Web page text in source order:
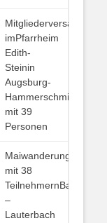
imPfarrheim
Edith-
Steinin
Augsburg-
Hammerschmiede,
mit 39
Personen
Maiwanderung
mit 38
TeilnehmernBauhofen
–
Lauterbach